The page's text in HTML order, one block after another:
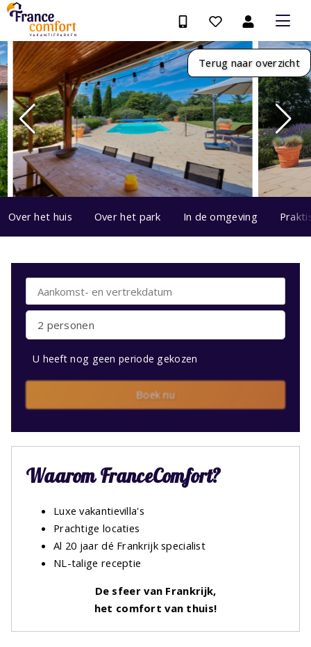
Terug naar overzicht
Over het huis Over het park In de omgeving
2 personen
U heeft nog geen periode gekozen
Boek nu
Waarom FranceComfort?
Luxe vakantievilla's
Prachtige locaties
Al 20 jaar dé Frankrijk specialist
NL-talige receptie
De sfeer van Frankrijk,
het comfort van thuis!